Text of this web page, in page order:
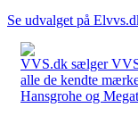
Se udvalget på
VVS.dk sælger
alle de kendte
Hansgrohe og